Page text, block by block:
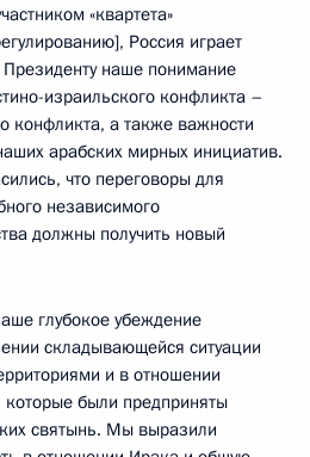
«квартета»
Россия играет
наше понимание
израильского конфликта –
конфликта, а также важности
арабских мирных инициатив.
что переговоры для
независимого
должны получить новый
глубокое убеждение
складывающейся ситуации
и в отношении
которые были предприняты
святынь. Мы выразили